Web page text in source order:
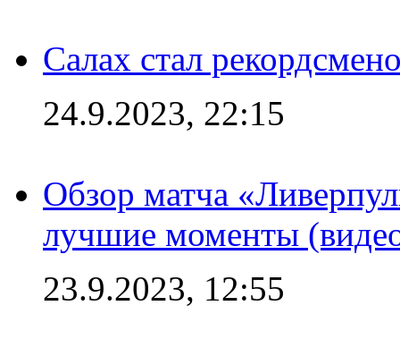
Салах стал
24.9.2023, 22:15
Обзор матча
лучшие моменты
23.9.2023, 12:55